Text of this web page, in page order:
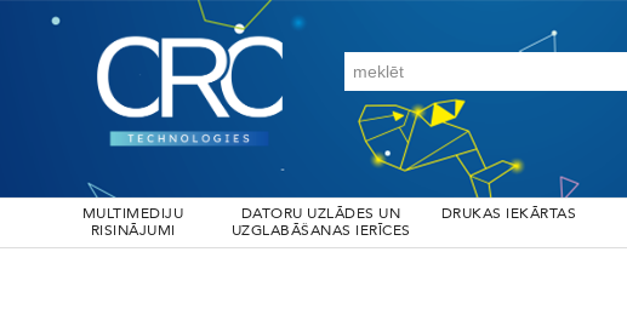
MULTIMEDIJU
RISINĀJUMI
DATORU UZLĀDES UN
UZGLABĀŠANAS IERĪCES
DRUKAS IEKĀRTAS